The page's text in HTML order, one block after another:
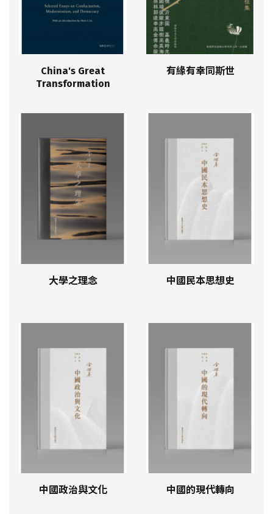
China's Great
Transformation
有緣有幸同斯世
大學之理念 中國民本思想史
中國政治與文化 中國的現代轉向